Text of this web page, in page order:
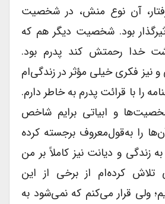
آن نوع منش، در شخصیت
بود. شخصیت دیگر هم که
خدا رحمتش کند پدرم بود.
نیز فکری خیلی مؤثر در زندگی‌ام
را با قرائت پدرم به خاطر دارم.
و ابیاتی برایم شاخص
را به‌قول‌معروف برجسته کرده
و دیانت نیز کاملاً بر من
کرده‌ام از برخی از این
ولی قرار می‌کنم که نمی‌شود به